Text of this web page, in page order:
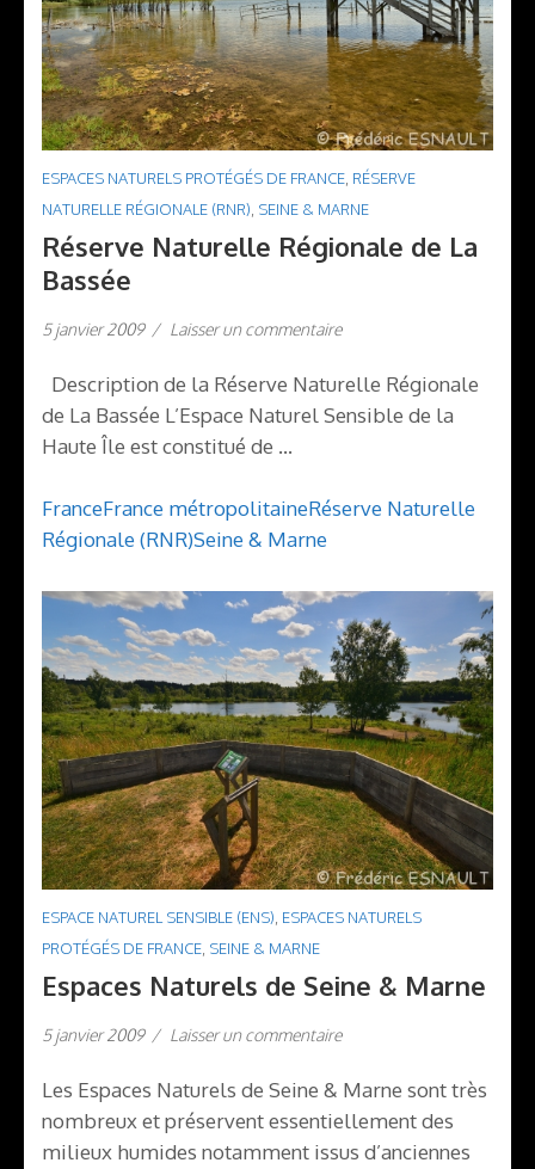
ESPACES NATURELS PROTÉGÉS DE FRANCE RÉSERVE
NATURELLE RÉGIONALE (RNR) SEINE & MARNE
Réserve Naturelle Régionale de La
Bassée
5 janvier 2009 / Laisser un commentaire
Description de la Réserve Naturelle Régionale
de La Bassée L’Espace Naturel Sensible de la
Haute Île est constitué de …
FranceFrance métropolitaineRéserve Naturelle
Régionale (RNR)Seine & Marne
ESPACE NATUREL SENSIBLE (ENS) ESPACES NATURELS
PROTÉGÉS DE FRANCE SEINE & MARNE
Espaces Naturels de Seine & Marne
5 janvier 2009 / Laisser un commentaire
Les Espaces Naturels de Seine & Marne sont très
nombreux et préservent essentiellement des
milieux humides notamment issus d’anciennes